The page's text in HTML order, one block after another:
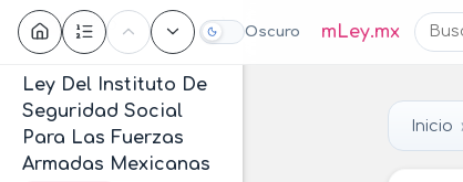
Oscuro mLey.mx
Contenido
Ley Del Instituto De
Seguridad Social
Para Las Fuerzas
Armadas Mexicanas
Inicio